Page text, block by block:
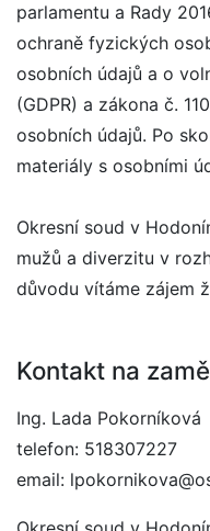
parlamentu a Rady
ochraně fyzických
osobních údajů a o
(GDPR) a zákona č.
osobních údajů. Po
materiály s osobními
Okresní soud v
mužů a diverzitu v
důvodu vítáme zájem
Kontakt na
Ing. Lada Pokorníková
telefon: 518307227
email: